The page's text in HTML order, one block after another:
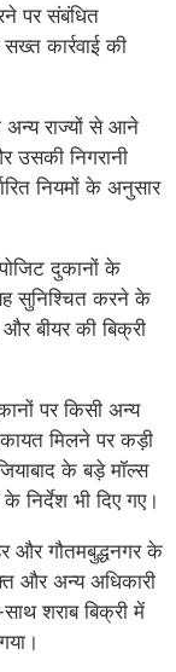
पर संबंधित
कार्रवाई की
अन्य राज्यों से आने
उसकी निगरानी
नियमों के अनुसार
दुकानों के
सुनिश्चित करने के
और बीयर की बिक्री
पर किसी अन्य
मिलने पर कड़ी
के बड़े मॉल्स
भी दिए गए।
और गौतमबुद्धनगर के
और अन्य अधिकारी
शराब बिक्री में